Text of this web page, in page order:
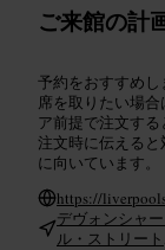
ご来館の計
予約をおすすめ
席を取りたい場
ア前提で注文す
注文時に伝える
に向いています。
https://
デヴォンシャ
ル・ストリー